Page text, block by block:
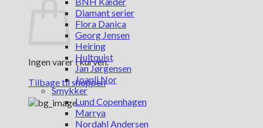
Ingen varer i kurven.
Tilbage til shoppen
Diamant serier
Flora Danica
Georg Jensen
Heiring
Hultquist
Jan Jørgensen
Joanli Nor
Smykker
Lund Copenhagen
Marrya
Nordahl Andersen